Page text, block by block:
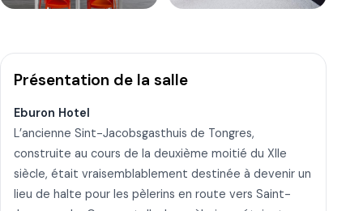
11 AUTRES PHOTOS
Présentation de la salle
Eburon Hotel
L’ancienne Sint-Jacobsgasthuis de Tongres,
construite au cours de la deuxième moitié du XIIe
siècle, était vraisemblablement destinée à devenir un
lieu de halte pour les pèlerins en route vers Saint-